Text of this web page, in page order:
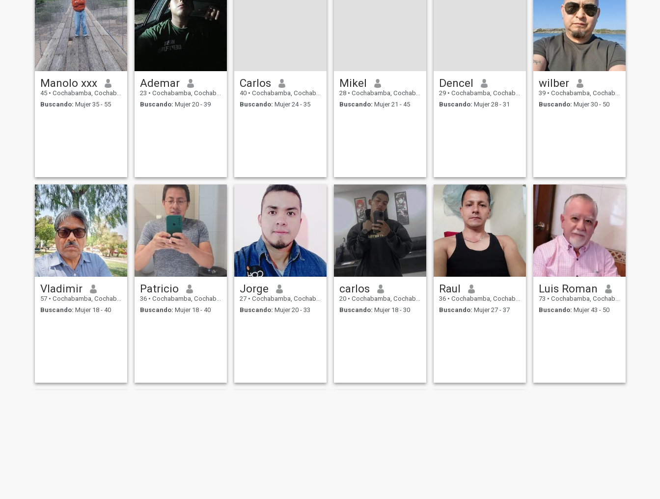
Manolo xxx
45 • Cochabamba, Cochabamba, Bolivia
Buscando: Mujer 35 - 55
Ademar
23 • Cochabamba, Cochabamba, Bolivia
Buscando: Mujer 20 - 39
Carlos
40 • Cochabamba, Cochabamba, Bolivia
Buscando: Mujer 24 - 35
Mikel
28 • Cochabamba, Cochabamba, Bolivia
Buscando: Mujer 21 - 45
Dencel
29 • Cochabamba, Cochabamba, Bolivia
Buscando: Mujer 28 - 31
wilber
39 • Cochabamba, Cochabamba, Bolivia
Buscando: Mujer 30 - 50
Vladimir
57 • Cochabamba, Cochabamba, Bolivia
Buscando: Mujer 18 - 40
Patricio
36 • Cochabamba, Cochabamba, Bolivia
Buscando: Mujer 18 - 40
Jorge
27 • Cochabamba, Cochabamba, Bolivia
Buscando: Mujer 20 - 33
carlos
20 • Cochabamba, Cochabamba, Bolivia
Buscando: Mujer 18 - 30
Raul
36 • Cochabamba, Cochabamba, Bolivia
Buscando: Mujer 27 - 37
Luis Roman
73 • Cochabamba, Cochabamba, Bolivia
Buscando: Mujer 43 - 50